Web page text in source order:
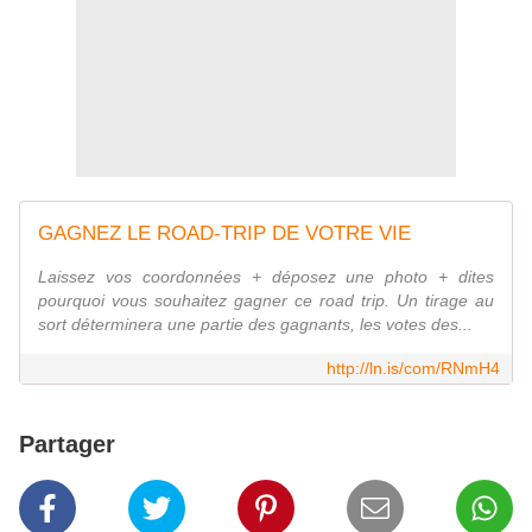
GAGNEZ LE ROAD-TRIP DE VOTRE VIE
Laissez vos coordonnées + déposez une photo + dites
pourquoi vous souhaitez gagner ce road trip. Un tirage au
sort déterminera une partie des gagnants, les votes des...
http://ln.is/com/RNmH4
Partager